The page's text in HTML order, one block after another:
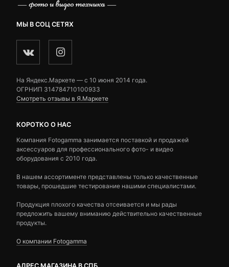
МЫ В СОЦ СЕТЯХ
На Яндекс.Маркете — c 10 июня 2014 года.
ОГРНИП 314784710100933
Смотреть отзывы в Я.Маркете
КОРОТКО О НАС
Компания Fotogamma занимается поставкой и продажей
аксессуаров для профессионального фото- и видео
оборудования с 2010 года.
В нашем ассортименте представлены только качественные
товары, прошедшие тестирование нашими специалистами.
Продукция плохого качества отсеивается и мы рады
предложить вашему вниманию действительно качественные
продукты.
О компании Fotogamma